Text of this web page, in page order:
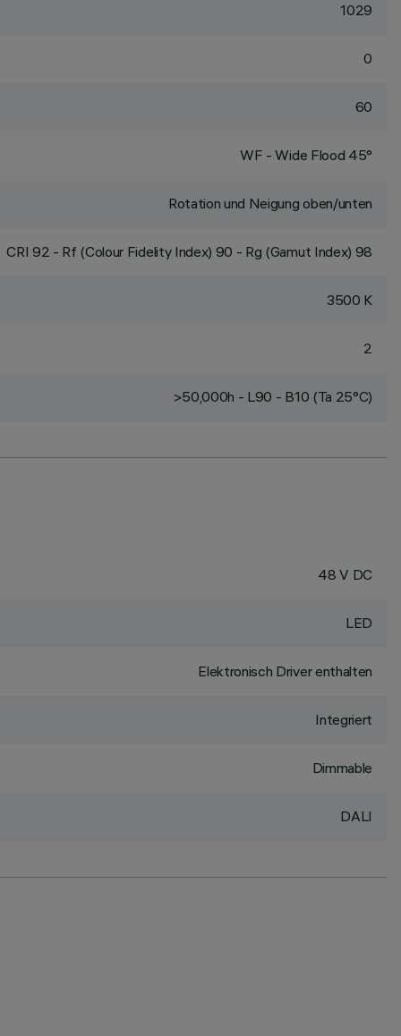
1029
0
60
WF - Wide Flood 45°
Rotation und Neigung oben/unten
CRI 92 - Rf (Colour Fidelity Index) 90 - Rg (Gamut Index) 98
3500 K
2
>50,000h - L90 - B10 (Ta 25°C)
48 V DC
LED
Elektronisch Driver enthalten
Integriert
Dimmable
DALI